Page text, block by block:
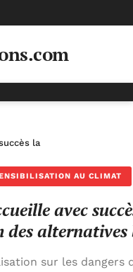
la 5e édition du
AU CLIMAT
avec
des alternatives
sur les dangers